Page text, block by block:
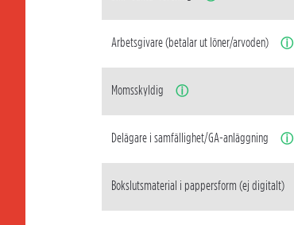
Arbetsgivare (betalar ut löner/arvoden) ⓘ
Momsskyldig ⓘ
Delägare i samfällighet/GA-anläggning ⓘ
Bokslutsmaterial i pappersform (ej digitalt)